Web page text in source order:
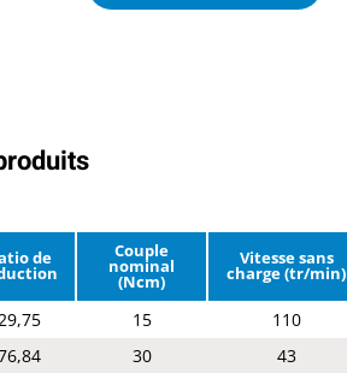
de Couple
nominal
(Ncm)
Vitesse sans
charge (tr/min)
15 110
30 43